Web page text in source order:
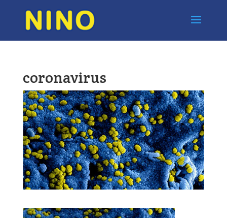
coronavirus